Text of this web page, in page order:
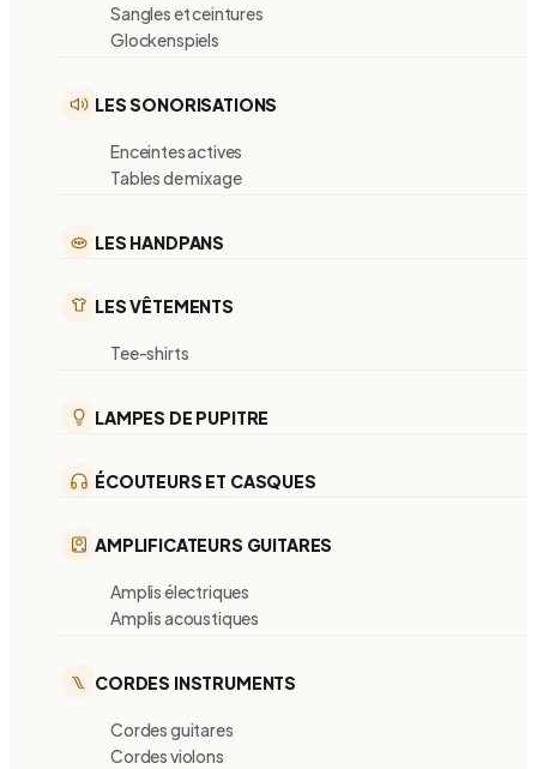
Sangles et ceintures
Glockenspiels
LES SONORISATIONS
Enceintes actives
Tables de mixage
LES HANDPANS
LES VÊTEMENTS
Tee-shirts
LAMPES DE PUPITRE
ÉCOUTEURS ET CASQUES
AMPLIFICATEURS GUITARES
Amplis électriques
Amplis acoustiques
CORDES INSTRUMENTS
Cordes guitares
Cordes violons